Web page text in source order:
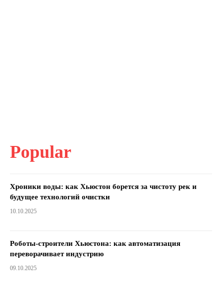
Popular
Хроники воды: как Хьюстон борется за чистоту рек и
будущее технологий очистки
10.10.2025
Роботы-строители Хьюстона: как автоматизация
переворачивает индустрию
09.10.2025